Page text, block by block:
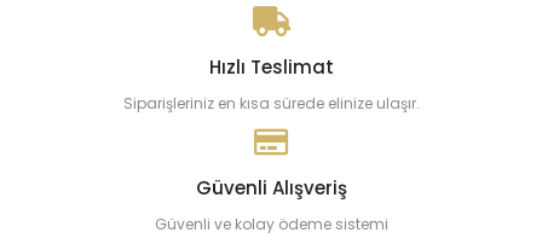
Hızlı Teslimat
Siparişleriniz en kısa sürede elinize ulaşır.
Güvenli Alışveriş
Güvenli ve kolay ödeme sistemi